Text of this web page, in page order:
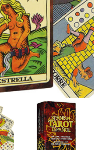
kad padidintumėte